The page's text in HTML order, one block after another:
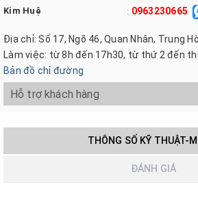
Kim Huệ : 0963230665
Địa chỉ: Số 17, Ngõ 46, Quan Nhân, Trung
Làm việc: từ 8h đến 17h30, từ thứ 2 đến
Bản đồ chỉ đường
Hỗ trợ khách hàng
THÔNG SỐ KỸ THUẬT-
ĐÁNH GIÁ